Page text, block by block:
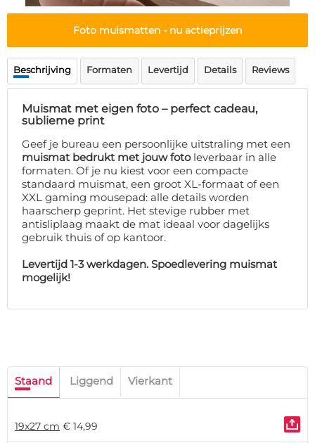
Deurmat
Over ons
WhatsApp
Foto muismatten - nu actieprijzen
Beschrijving Formaten Levertijd Details Reviews
Muismat met eigen foto – perfect cadeau,
sublieme print
Geef je bureau een persoonlijke uitstraling met een
muismat bedrukt met jouw fotoleverbaar in alle
formaten. Of je nu kiest voor een compacte
standaard muismat, een groot XL-formaat of een
XXL gaming mousepad: alle details worden
haarscherp geprint. Het stevige rubber met
antisliplaag maakt de mat ideaal voor dagelijks
gebruik thuis of op kantoor.
Levertijd 1-3 werkdagen. Spoedlevering muismat
mogelijk!
Staand Liggend Vierkant
19x27 cm € 14,99